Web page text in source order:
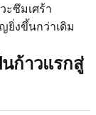
ะซึมเศร้า
ยิ่งขึ้นกว่าเดิม
ก้าวแรกสู่